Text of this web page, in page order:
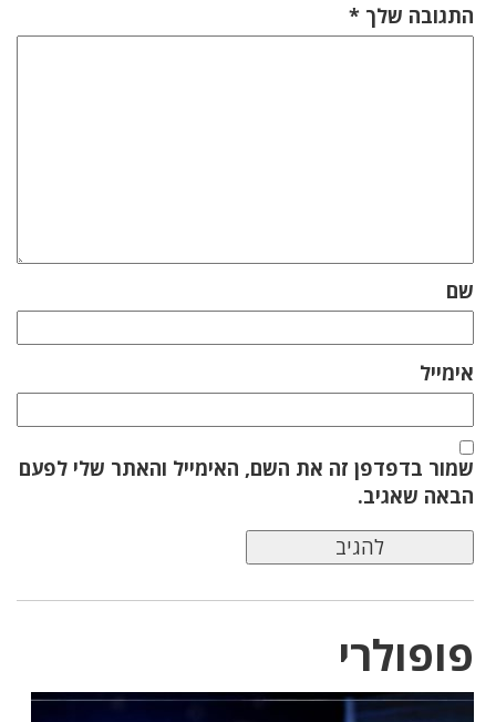
התגובה שלך *
שם
אימייל
שמור בדפדפן זה את השם, האימייל והאתר שלי לפעם
הבאה שאגיב.
פופולרי